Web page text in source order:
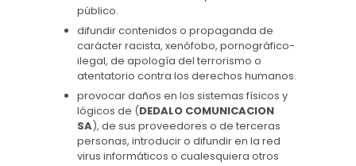
público.
difundir contenidos o propaganda de
carácter racista, xenófobo, pornográfico-
ilegal, de apología del terrorismo o
atentatorio contra los derechos humanos.
provocar daños en los sistemas físicos y
lógicos de (DEDALO COMUNICACION
SA), de sus proveedores o de terceras
personas, introducir o difundir en la red
virus informáticos o cualesquiera otros